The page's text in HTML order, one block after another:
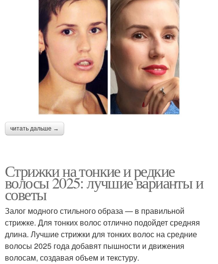
читать дальше →
Стрижки на тонкие и редкие
волосы 2025: лучшие варианты и
советы
Залог модного стильного образа — в правильной
стрижке. Для тонких волос отлично подойдет средняя
длина. Лучшие стрижки для тонких волос на средние
волосы 2025 года добавят пышности и движения
волосам, создавая объем и текстуру.